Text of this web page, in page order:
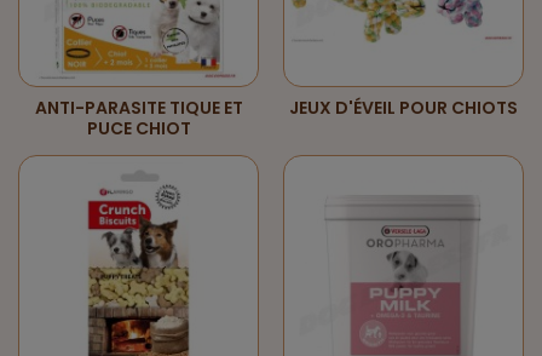
ANTI-PARASITE TIQUE ET
PUCE CHIOT
JEUX D'ÉVEIL POUR CHIOTS